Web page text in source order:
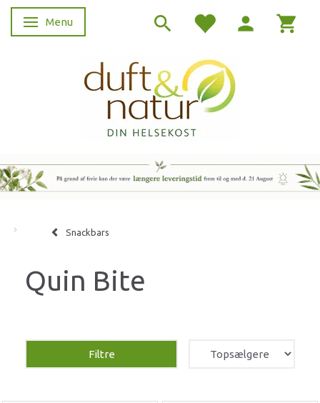
Skifte navigation
Menu
Snackbars
Quin Bite
Filtre